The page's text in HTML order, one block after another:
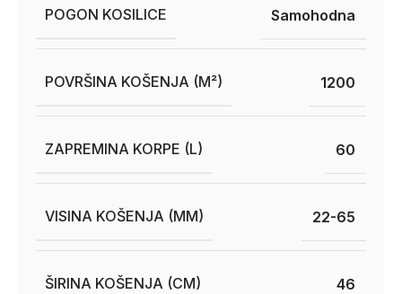
POGON KOSILICE Samohodna
POVRŠINA KOŠENJA (M²) 1200
ZAPREMINA KORPE (L) 60
VISINA KOŠENJA (MM) 22-65
ŠIRINA KOŠENJA (CM) 46